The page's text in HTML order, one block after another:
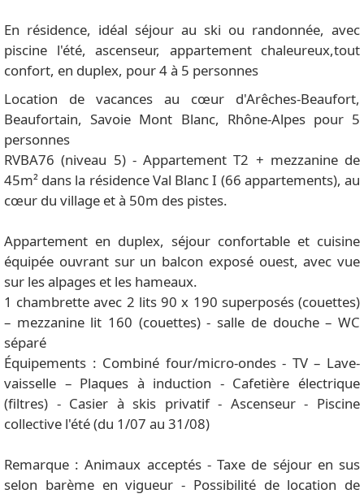
En résidence, idéal séjour au ski ou randonnée, avec
piscine l'été, ascenseur, appartement chaleureux,tout
confort, en duplex, pour 4 à 5 personnes
Location de vacances au cœur d'Arêches-Beaufort,
Beaufortain, Savoie Mont Blanc, Rhône-Alpes pour 5
personnes
RVBA76 (niveau 5) - Appartement T2 + mezzanine de
45m² dans la résidence Val Blanc I (66 appartements), au
cœur du village et à 50m des pistes.
Appartement en duplex, séjour confortable et cuisine
équipée ouvrant sur un balcon exposé ouest, avec vue
sur les alpages et les hameaux.
1 chambrette avec 2 lits 90 x 190 superposés (couettes)
– mezzanine lit 160 (couettes) - salle de douche – WC
séparé
Équipements : Combiné four/micro-ondes - TV – Lave-
vaisselle – Plaques à induction - Cafetière électrique
(filtres) - Casier à skis privatif - Ascenseur - Piscine
collective l'été (du 1/07 au 31/08)
Remarque : Animaux acceptés - Taxe de séjour en sus
selon barème en vigueur - Possibilité de location de